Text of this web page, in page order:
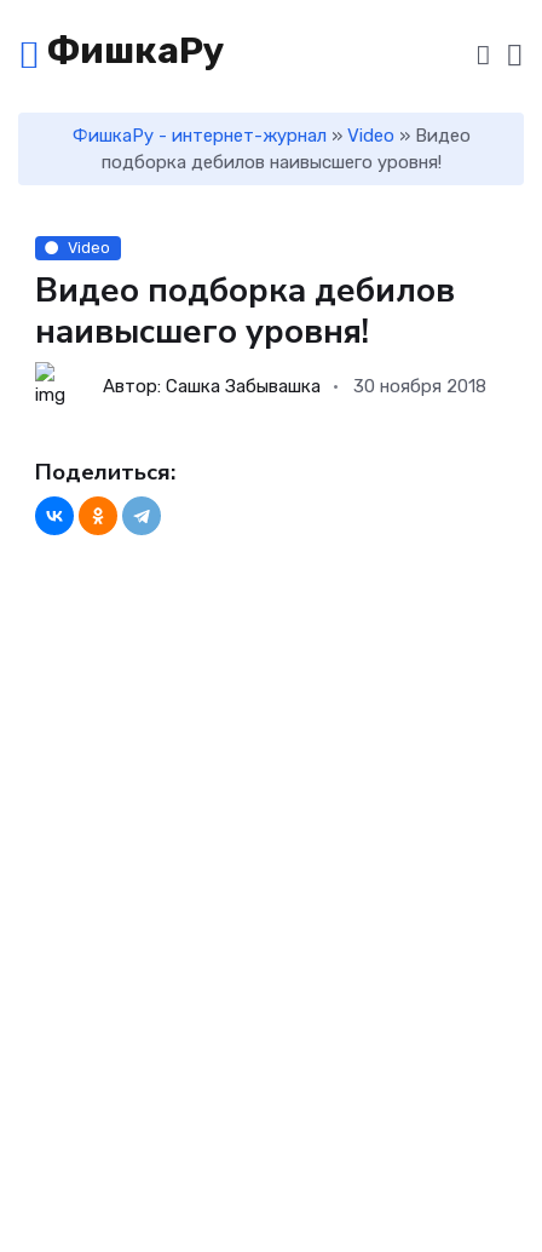
ФишкаРу
ФишкаРу - интернет-журнал » Video » Видео
подборка дебилов наивысшего уровня!
Video
Видео подборка дебилов
наивысшего уровня!
Автор: Сашка Забывашка 30 ноября 2018
Поделиться: